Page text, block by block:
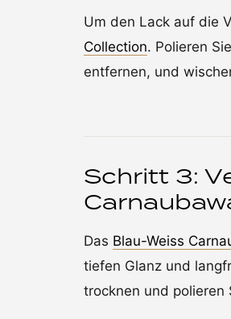
Um den Lack auf die
Collection. Polieren
entfernen, und
Schritt 3:
Das Blau-Weiss
tiefen Glanz und
trocknen und polieren